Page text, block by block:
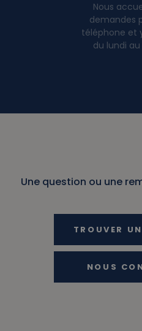
Nous
demandes
téléphone et
du lundi
Une question ou une
TROUVER
NOUS